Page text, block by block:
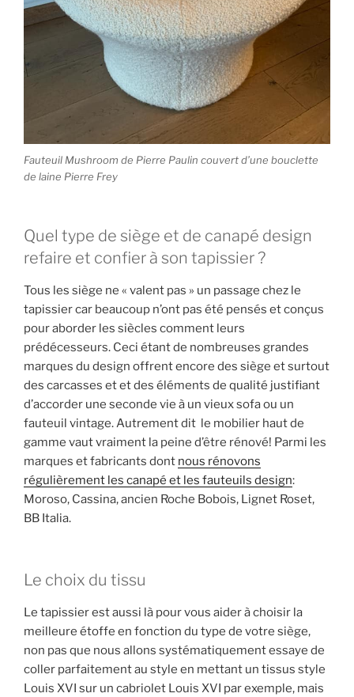
Fauteuil Mushroom de Pierre Paulin couvert d’une bouclette
de laine Pierre Frey
Quel type de siège et de canapé design
refaire et confier à son tapissier ?
Tous les siège ne « valent pas » un passage chez le
tapissier car beaucoup n’ont pas été pensés et conçus
pour aborder les siècles comment leurs
prédécesseurs. Ceci étant de nombreuses grandes
marques du design offrent encore des siège et surtout
des carcasses et et des éléments de qualité justifiant
d’accorder une seconde vie à un vieux sofa ou un
fauteuil vintage. Autrement dit le mobilier haut de
gamme vaut vraiment la peine d’être rénové! Parmi les
marques et fabricants dont nous rénovons
régulièrement les canapé et les fauteuils design:
Moroso, Cassina, ancien Roche Bobois, Lignet Roset,
BB Italia.
Le choix du tissu
Le tapissier est aussi là pour vous aider à choisir la
meilleure étoffe en fonction du type de votre siège,
non pas que nous allons systématiquement essaye de
coller parfaitement au style en mettant un tissus style
Louis XVI sur un cabriolet Louis XVI par exemple, mais